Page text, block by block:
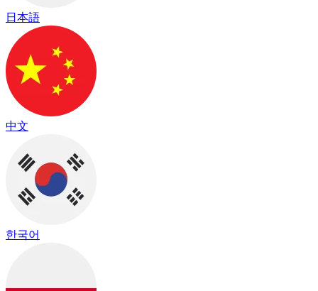
日本語
中文
한국어